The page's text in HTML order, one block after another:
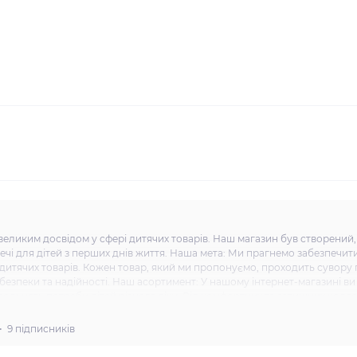
досвідом у сфері дитячих товарів. Наш магазин був
для дітей з перших днів життя. Наша мета: Ми прагнемо
товарів. Кожен товар, який ми пропонуємо, проходить сувору
та надійності. Наш асортимент: У нашому інтернет-магазині
потреби дітей різного віку. Від комфортних та затишних
сім'ї. Наші цінності: Ми вважаємо, що довіра і задоволення наших
9 підписників